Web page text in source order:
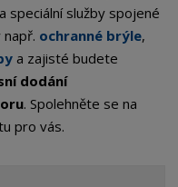
speciální služby spojené
ochranné brýle,
a zajisté budete
dodání
. Spolehněte se na
pro vás.